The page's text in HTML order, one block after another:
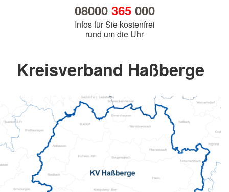
08000 365000
Infos für Sie kostenfrei
rund um die Uhr
Kreisverband Haßberge